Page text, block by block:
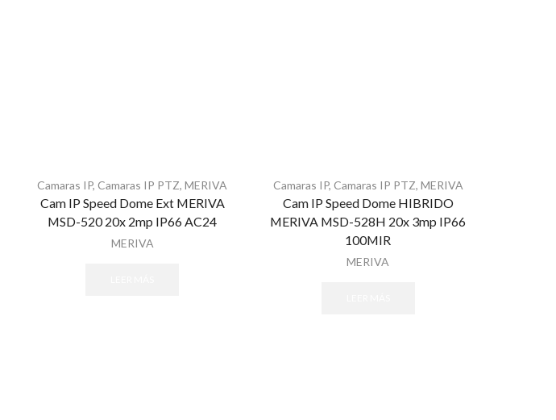
Camaras IP,Camaras IP PTZ,MERIVA
Cam IP Speed Dome Ext MERIVA
MSD-520 20x 2mp IP66 AC24
MERIVA
Camaras IP, Camaras IP PTZ, MERIVA
Cam IP Speed Dome HIBRIDO
MERIVA MSD-528H 20x 3mp IP66
100MIR
MERIVA